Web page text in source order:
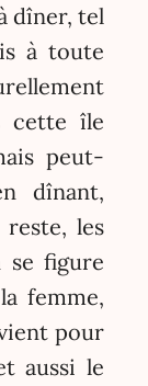
dîner, tel
à toute
cette île
peut-
dînant,
reste, les
se figure
femme,
pour
aussi le